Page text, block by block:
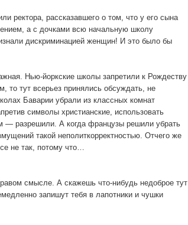
ректора, рассказавшего о том, что у его сына
а с дочками всю начальную школу
дискриминацией женщин! И это было бы
Нью-йоркские школы запретили к Рождеству
то тут всерьез принялись обсуждать, не
Баварии убрали из классных комнат
символы христианские, использовать
— разрешили. А когда французы решили убрать
такой неполиткорректностью. Отчего же
не так, потому что…
смысле. А скажешь что-нибудь недоброе тут
запишут тебя в лапотники и чушки